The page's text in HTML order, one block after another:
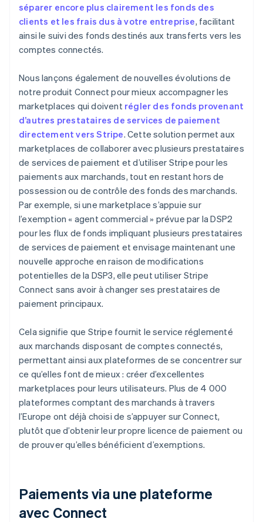
séparer encore plus clairement les fonds des
clients et les frais dus à votre entreprise, facilitant
ainsi le suivi des fonds destinés aux transferts vers les
comptes connectés.
Nous lançons également de nouvelles évolutions de
notre produit Connect pour mieux accompagner les
marketplaces qui doivent régler des fonds provenant
d’autres prestataires de services de paiement
directement vers Stripe. Cette solution permet aux
marketplaces de collaborer avec plusieurs prestataires
de services de paiement et d’utiliser Stripe pour les
paiements aux marchands, tout en restant hors de
possession ou de contrôle des fonds des marchands.
Par exemple, si une marketplace s’appuie sur
l’exemption « agent commercial » prévue par la DSP2
pour les flux de fonds impliquant plusieurs prestataires
de services de paiement et envisage maintenant une
nouvelle approche en raison de modifications
potentielles de la DSP3, elle peut utiliser Stripe
Connect sans avoir à changer ses prestataires de
paiement principaux.
Cela signifie que Stripe fournit le service réglementé
aux marchands disposant de comptes connectés,
permettant ainsi aux plateformes de se concentrer sur
ce qu’elles font de mieux : créer d’excellentes
marketplaces pour leurs utilisateurs. Plus de 4 000
plateformes comptant des marchands à travers
l’Europe ont déjà choisi de s’appuyer sur Connect,
plutôt que d’obtenir leur propre licence de paiement ou
de prouver qu’elles bénéficient d’exemptions.
Paiements via une plateforme
avec Connect